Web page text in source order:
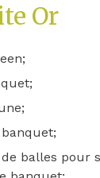
Or
balles pour